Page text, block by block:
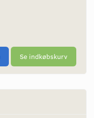
Se indkøbskurv